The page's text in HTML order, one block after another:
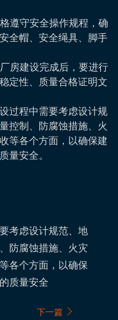
遵守安全操作规程，确
全帽、安全绳具、脚手
房建设完成后，要进行
定性、质量合格证明文
过程中需要考虑设计规
控制、防腐蚀措施、火
等各个方面，以确保建
量安全。
考虑设计规范、地
防腐蚀措施、火灾
各个方面，以确保
质量安全
下一篇